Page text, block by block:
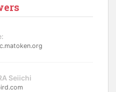
Seiichi